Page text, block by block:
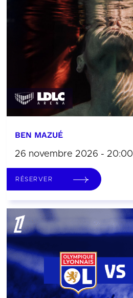
BEN MAZUÉ
26 novembre 2026 - 20:00
RÉSERVER